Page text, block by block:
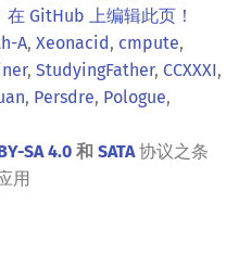
在 GitHub 上编辑此页！
A, Xeonacid, cmpute,
, StudyingFather, CCXXXI,
, Persdre, Pologue,
SA 4.0 和 SATA协议之条
用